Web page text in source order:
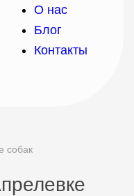
О нас
Блог
Контакты
собак